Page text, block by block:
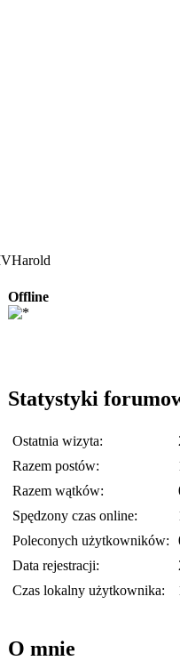
Offline
Statystyki
Ostatnia wizyta:
Razem postów:
Razem wątków:
Spędzony czas online:
Poleconych użytkowników:
Data rejestracji:
Czas lokalny użytkownika:
O mnie